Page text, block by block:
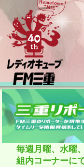
毎週月曜、水曜
組内コーナーに